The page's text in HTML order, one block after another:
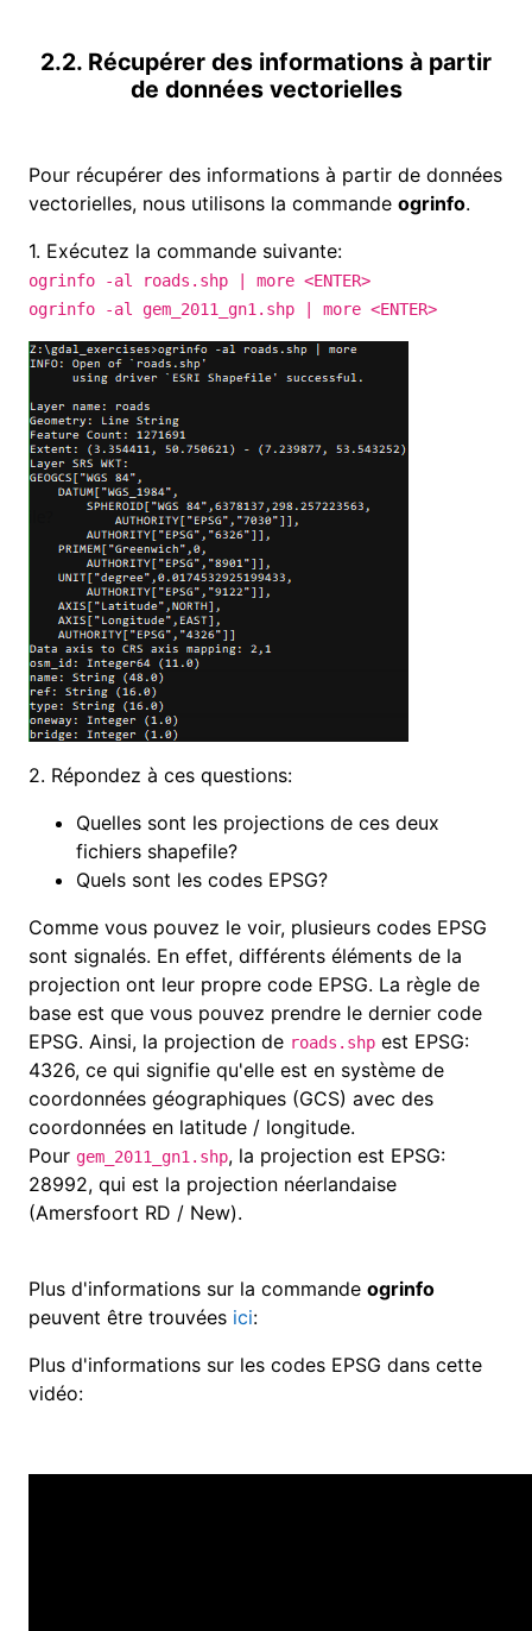
2.2. Récupérer des informations à partir
de données vectorielles
Pour récupérer des informations à partir de données
vectorielles, nous utilisons la commande ogrinfo.
1. Exécutez la commande suivante:
ogrinfo -al roads.shp | more <ENTER>
ogrinfo -al gem_2011_gn1.shp | more <ENTER>
2. Répondez à ces questions:
Quelles sont les projections de ces deux
fichiers shapefile?
Quels sont les codes EPSG?
Comme vous pouvez le voir, plusieurs codes EPSG
sont signalés. En effet, différents éléments de la
projection ont leur propre code EPSG. La règle de
base est que vous pouvez prendre le dernier code
EPSG. Ainsi, la projection de roads.shp est EPSG:
4326, ce qui signifie qu'elle est en système de
coordonnées géographiques (GCS) avec des
coordonnées en latitude / longitude.
Pour gem_2011_gn1.shp, la projection est EPSG:
28992, qui est la projection néerlandaise
(Amersfoort RD / New).
Plus d'informations sur la commande ogrinfo
peuvent être trouvées ici:
Plus d'informations sur les codes EPSG dans cette
vidéo: